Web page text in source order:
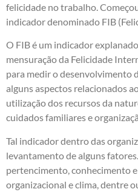
felicidade no trabalho.
indicador denominado FIB
O FIB é um indicador
mensuração da Felicidade
para medir o desenvolvimento
alguns aspectos relacionados
utilização dos recursos da
cuidados familiares e
Tal indicador dentro das
levantamento de alguns
pertencimento, conhecimento
organizacional e clima, dentre